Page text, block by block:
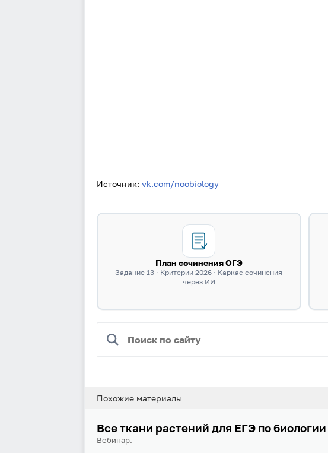
Источник: vk.com/noobiology
План сочинения ОГЭ
Задание 13 · Критерии 2026 · Каркас сочинения
через ИИ
Похожие материалы
Все ткани растений для ЕГЭ по биологии
Вебинар.